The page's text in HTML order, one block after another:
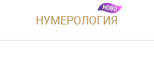
НУМЕРОЛОГИЯ